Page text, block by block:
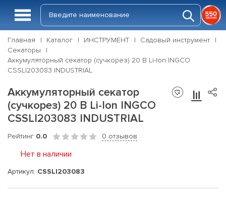
Главная Каталог ИНСТРУМЕНТ
Садовый инструмент
Секаторы
Аккумуляторный секатор (сучкорез) 20 В Li-Ion INGCO
CSSLI203083 INDUSTRIAL
Аккумуляторный секатор
(сучкорез) 20 В Li-Ion INGCO
CSSLI203083 INDUSTRIAL
Рейтинг 0.0 0 отзывов
Нет в наличии
Артикул: CSSLI203083